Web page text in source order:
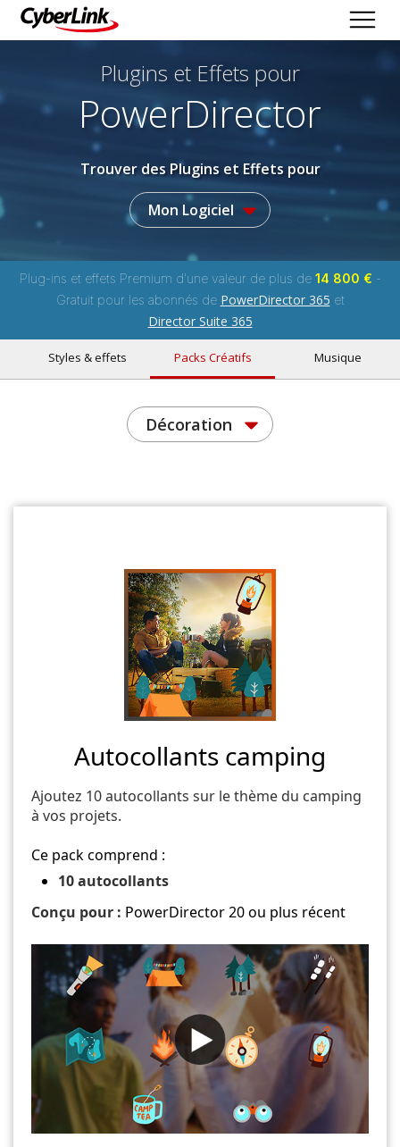
Plugins et Effets pour
PowerDirector
Trouver des Plugins et Effets pour
Mon Logiciel
Plug-ins et effets Premium d'une valeur de plus de 14 800 € -
Gratuit pour les abonnés de PowerDirector 365 et
Director Suite 365
Styles & effets Packs Créatifs Musique
Décoration
Autocollants camping
Ajoutez 10 autocollants sur le thème du camping
à vos projets.
Ce pack comprend :
10 autocollants
Conçu pour : PowerDirector 20 ou plus récent